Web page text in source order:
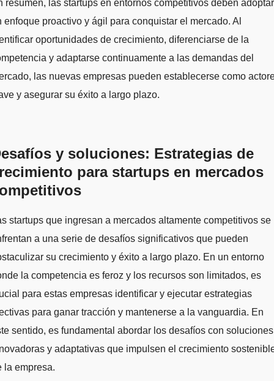
resumen, las startups en entornos competitivos deben adoptar
enfoque proactivo y ágil para conquistar el mercado. Al
oportunidades de crecimiento, diferenciarse de la
y adaptarse continuamente a las demandas del
las nuevas empresas pueden establecerse como
y asegurar su éxito a largo plazo.
y soluciones: Estrategias de
para startups en mercados
startups que ingresan a mercados altamente competitivos se
a una serie de desafíos significativos que pueden
su crecimiento y éxito a largo plazo. En un entorno
la competencia es feroz y los recursos son limitados, es
para estas empresas identificar y ejecutar estrategias
para ganar tracción y mantenerse a la vanguardia. En
sentido, es fundamental abordar los desafíos con soluciones
y adaptativas que impulsen el crecimiento
la empresa.